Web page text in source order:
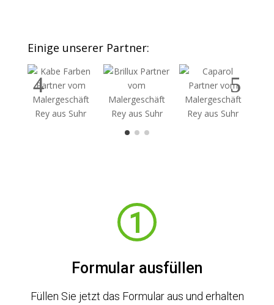
Einige unserer Partner:
Formular ausfüllen
Füllen Sie jetzt das Formular aus und erhalten